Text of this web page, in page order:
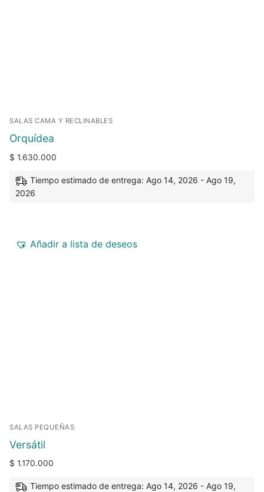
SALAS CAMA Y RECLINABLES
Orquídea
$ 1.630.000
Tiempo estimado de entrega: Ago 14, 2026 - Ago 19,
2026
Añadir a lista de deseos
SALAS PEQUEÑAS
Versátil
$ 1.170.000
Tiempo estimado de entrega: Ago 14, 2026 - Ago 19,